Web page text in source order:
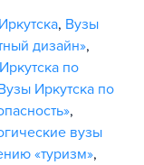
, Вузы
дизайн»,
по
Иркутска по
,
вузы
«туризм»,